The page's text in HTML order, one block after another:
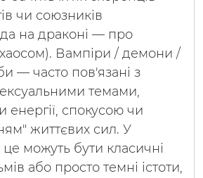
чи союзників
на драконі — про
Вампіри / демони /
— часто пов'язані з
темами,
енергії, спокусою чи
життєвих сил. У
можуть бути класичні
або просто темні істоти,